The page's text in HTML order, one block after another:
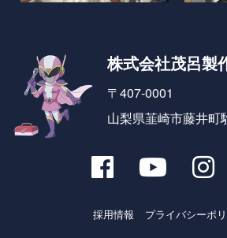
株式会社茂呂製
〒407-0001
山梨県韮崎市藤井町
採用情報 プライバシーポ